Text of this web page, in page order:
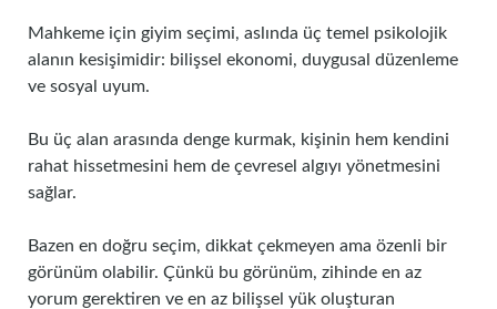
Mahkeme için giyim seçimi, aslında üç temel psikolojik
alanın kesişimidir: bilişsel ekonomi, duygusal düzenleme
ve sosyal uyum.
Bu üç alan arasında denge kurmak, kişinin hem kendini
rahat hissetmesini hem de çevresel algıyı yönetmesini
sağlar.
Bazen en doğru seçim, dikkat çekmeyen ama özenli bir
görünüm olabilir. Çünkü bu görünüm, zihinde en az
yorum gerektiren ve en az bilişsel yük oluşturan